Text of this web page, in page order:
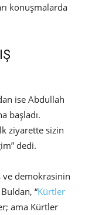
konuşmalarda
ise Abdullah
başladı.
ziyarette sizin
dedi.
ve demokrasinin
“Kürtler
ama Kürtler